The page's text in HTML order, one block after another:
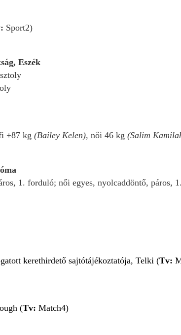
Sport2)
Eszék
+87 kg (Bailey Kelen), női 46 kg (Salim
1. forduló; női egyes, nyolcaddöntő, páros,
kerethirdető sajtótájékoztatója, Telki (Tv:
(Tv: Match4)